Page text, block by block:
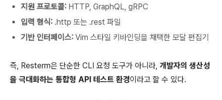
지원 프로토콜: HTTP, GraphQL, gRPC
입력 형식: .http 또는 .rest 파일
기반 인터페이스: Vim 스타일 키바인딩을 채택한 모달 편집기
즉, Resterm은 단순한 CLI 요청 도구가 아니라, 개발자의 생산성
을 극대화하는 통합형 API 테스트 환경이라고 할 수 있다.